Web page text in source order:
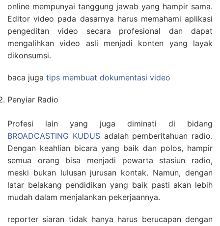
online mempunyai tanggung jawab yang hampir sama.
Editor video pada dasarnya harus memahami aplikasi
pengeditan video secara profesional dan dapat
mengalihkan video asli menjadi konten yang layak
dikonsumsi.
baca juga tips membuat dokumentasi video
Penyiar Radio
Profesi lain yang juga diminati di bidang
BROADCASTING KUDUSadalah pemberitahuan radio.
Dengan keahlian bicara yang baik dan polos, hampir
semua orang bisa menjadi pewarta stasiun radio,
meski bukan lulusan jurusan kontak. Namun, dengan
latar belakang pendidikan yang baik pasti akan lebih
mudah dalam menjalankan pekerjaannya.
reporter siaran tidak hanya harus berucapan dengan